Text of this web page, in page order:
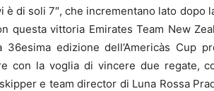
di soli 7″, che incrementano lato dopo
questa vittoria Emirates Team New
edizione dell’Americàs Cup
con la voglia di vincere due regate,
e team director di Luna Rossa